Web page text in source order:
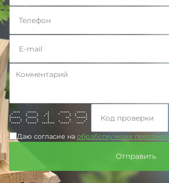
**** ***** * ***** *****
* * * ** * * * *
* * * * * * * *
****** ***** * ** ******
* * * * * * *
* * * * * * * *
***** ***** ******* ***** ****
Даю согласие на обработку моих